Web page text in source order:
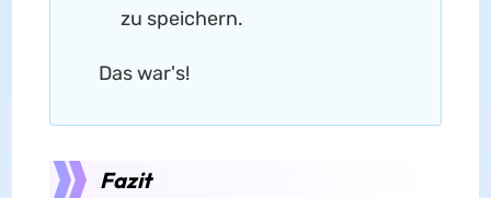
zu speichern.
Das war's!
Fazit